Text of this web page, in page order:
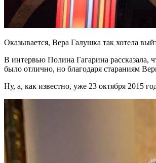
Оказывается, Вера Галушка так хотела
В интервью Полина Гагарина рассказала,
было отлично, но благодаря стараниям
Ну, а, как известно, уже 23 октября 2015